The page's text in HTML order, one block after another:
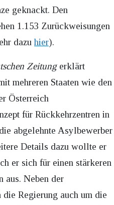
geknackt. Den
1.153 Zurückweisungen
dazuhier).
Zeitungerklärt
mehreren Staaten wie den
Österreich
für Rückkehrzentren in
abgelehnte Asylbewerber
Details dazu wollte er
er sich für einen stärkeren
aus. Neben der
Regierung auch um die